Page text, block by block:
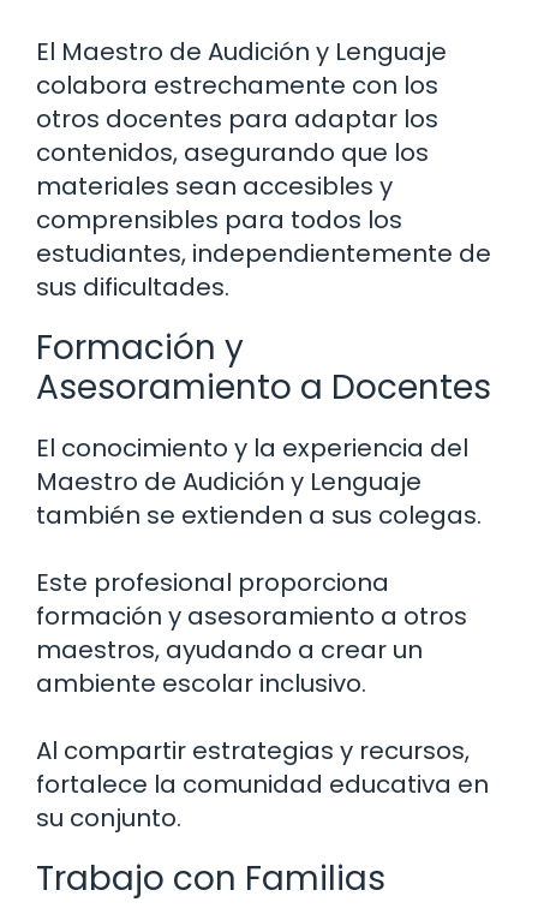
El Maestro de Audición y Lenguaje
colabora estrechamente con los
otros docentes para adaptar los
contenidos, asegurando que los
materiales sean accesibles y
comprensibles para todos los
estudiantes, independientemente de
sus dificultades.
Formación y
Asesoramiento a Docentes
El conocimiento y la experiencia del
Maestro de Audición y Lenguaje
también se extienden a sus colegas.
Este profesional proporciona
formación y asesoramiento a otros
maestros, ayudando a crear un
ambiente escolar inclusivo.
Al compartir estrategias y recursos,
fortalece la comunidad educativa en
su conjunto.
Trabajo con Familias